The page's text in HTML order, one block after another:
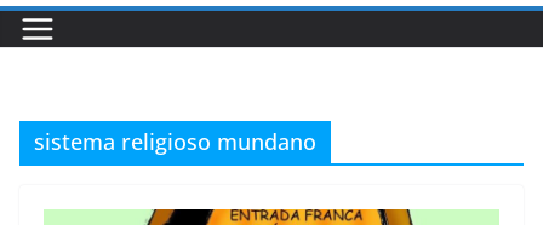
sistema religioso mundano